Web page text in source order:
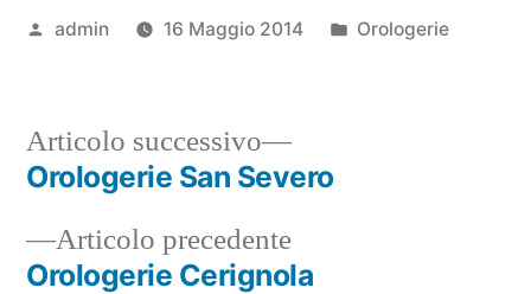
Pubblicato
admin 16 Maggio 2014
Pubblicato
Orologerie
Navigazione
articoli
Articolo precedenteArticolo
precedente:
Orologerie Cerignola
Articolo successivo
Articolo
successivo:
Orologerie San Severo